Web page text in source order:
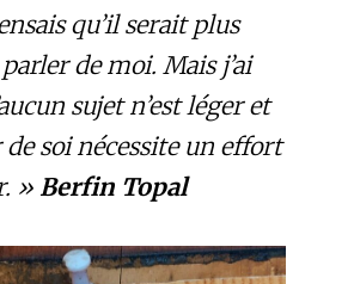
qu’il serait plus
de moi. Mais j’ai
sujet n’est léger et
de soi nécessite un effort
» Berfin Topal